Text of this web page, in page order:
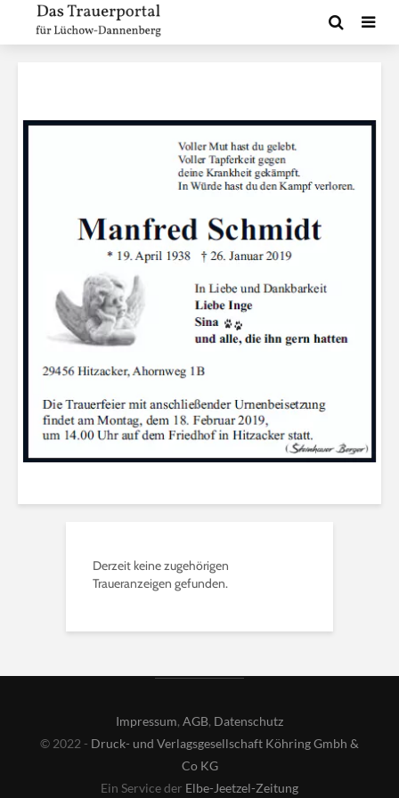
Derzeit keine zugehörigen
Traueranzeigen gefunden.
Impressum, AGB, Datenschutz
© 2022 - Druck- und Verlagsgesellschaft Köhring Gmbh &
Co KG
Ein Service der Elbe-Jeetzel-Zeitung